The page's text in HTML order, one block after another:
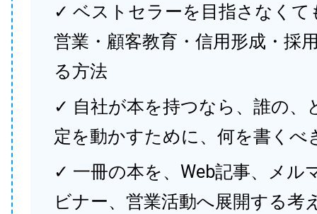
✓ ベストセラーを目指さなくて
営業・顧客教育・信用形成・採
る方法
✓ 自社が本を持つなら、誰の、
定を動かすために、何を書くべ
✓ 一冊の本を、Web記事、メル
ビナー、営業活動へ展開する考